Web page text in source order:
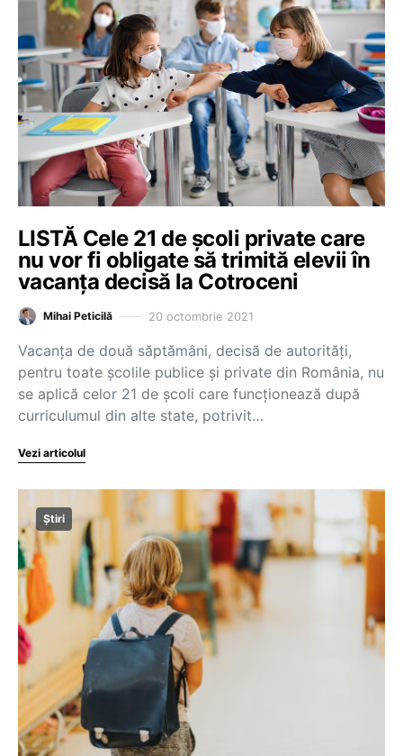
LISTĂ Cele 21 de școli private care
nu vor fi obligate să trimită elevii în
vacanța decisă la Cotroceni
Mihai Peticilă 20 octombrie 2021
Vacanța de două săptămâni, decisă de autorități,
pentru toate școlile publice și private din România, nu
se aplică celor 21 de școli care funcționează după
curriculumul din alte state, potrivit…
Vezi articolul
Știri